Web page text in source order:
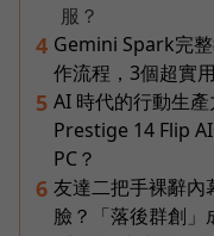
服？
4 Gemini Spark完
作流程，3個超實
5 AI 時代的行動生
Prestige 14 Flip
PC？
6 友達二把手裸辭內
臉？「落後群創」